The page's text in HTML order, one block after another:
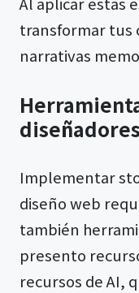
transformar tus
narrativas
Implementar
diseño web
también
presento
recursos de AI,